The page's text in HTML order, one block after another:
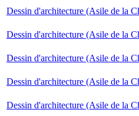
Dessin d'architecture (Asile de la
Dessin d'architecture (Asile de la
Dessin d'architecture (Asile de la
Dessin d'architecture (Asile de la
Dessin d'architecture (Asile de la